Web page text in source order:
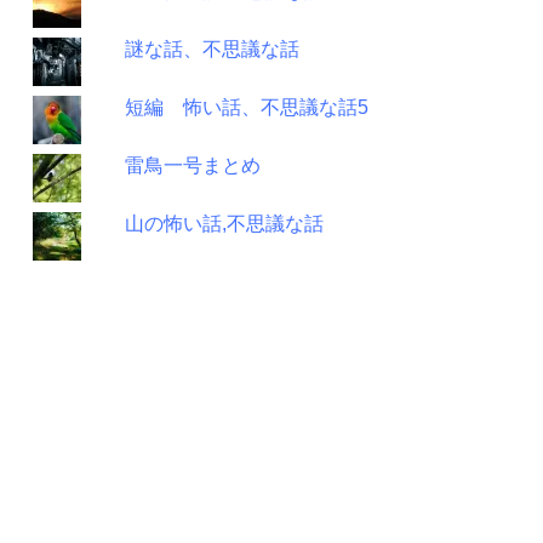
謎な話、不思議な話
短編 怖い話、不思議な話5
雷鳥一号まとめ
山の怖い話,不思議な話